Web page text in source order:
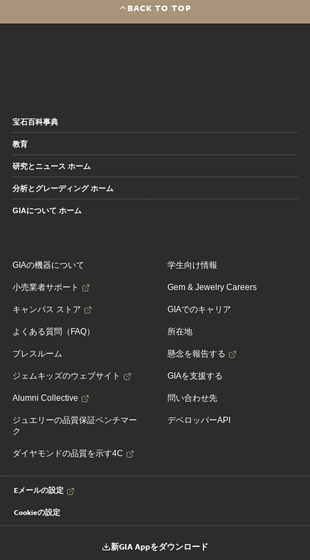
BACK TO TOP
宝石百科事典
教育
研究とニュース ホーム
分析とグレーディング ホーム
GIAについて ホーム
GIAの機器について
小売業者サポート
キャンパス ストア
よくある質問（FAQ）
プレスルーム
ジェムキッズのウェブサイト
Alumni Collective
ジュエリーの品質保証ベンチマー
ク
ダイヤモンドの品質を示す4C
学生向け情報
Gem & Jewelry Careers
GIAでのキャリア
所在地
懸念を報告する
GIAを支援する
問い合わせ先
デベロッパーAPI
Eメールの設定
Cookieの設定
新GIA Appをダウンロード